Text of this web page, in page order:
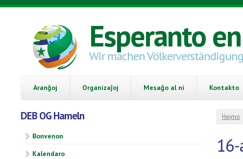
Skip to main content
Esperanto
Wir machen
Aranĝoj Organizaĵoj Mesaĝo al ni Kontakto
DEB OG Hameln
Bonvenon
Kalendaro
Hejmo